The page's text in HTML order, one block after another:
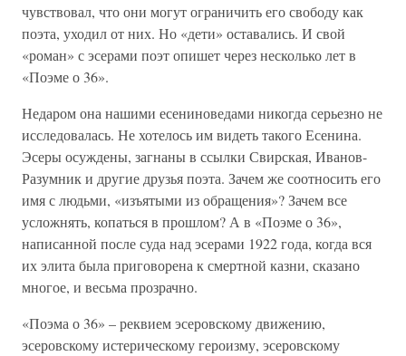
чувствовал, что они могут ограничить его свободу как
поэта, уходил от них. Но «дети» оставались. И свой
«роман» с эсерами поэт опишет через несколько лет в
«Поэме о 36».
Недаром она нашими есениноведами никогда серьезно не
исследовалась. Не хотелось им видеть такого Есенина.
Эсеры осуждены, загнаны в ссылки Свирская, Иванов-
Разумник и другие друзья поэта. Зачем же соотносить его
имя с людьми, «изъятыми из обращения»? Зачем все
усложнять, копаться в прошлом? А в «Поэме о 36»,
написанной после суда над эсерами 1922 года, когда вся
их элита была приговорена к смертной казни, сказано
многое, и весьма прозрачно.
«Поэма о 36» – реквием эсеровскому движению,
эсеровскому истерическому героизму, эсеровскому